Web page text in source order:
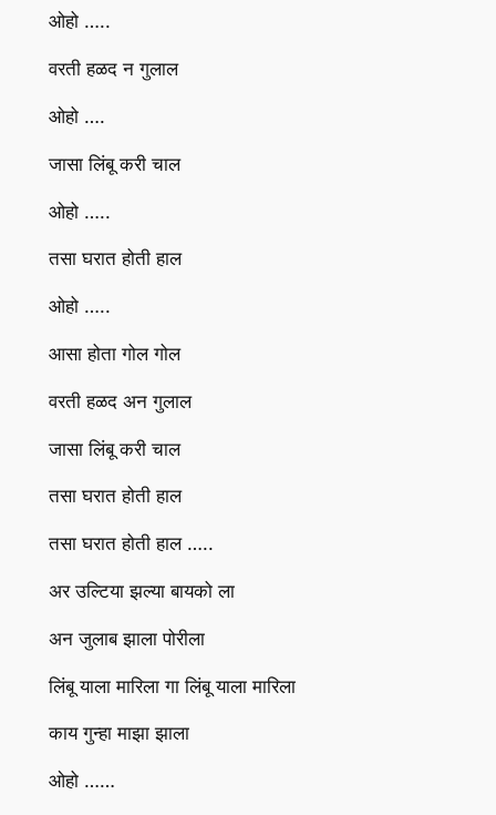
ओहो …..
वरती हळद न गुलाल
ओहो ….
जासा लिंबू करी चाल
ओहो …..
तसा घरात होती हाल
ओहो …..
आसा होता गोल गोल
वरती हळद अन गुलाल
जासा लिंबू करी चाल
तसा घरात होती हाल
तसा घरात होती हाल …..
अर उल्टिया झल्या बायको ला
अन जुलाब झाला पोरीला
लिंबू याला मारिला गा लिंबू याला मारिला
काय गुन्हा माझा झाला
ओहो ……